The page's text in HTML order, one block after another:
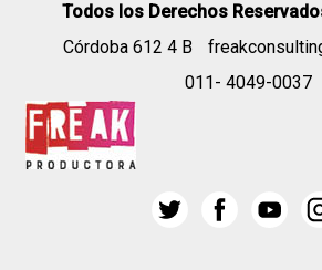
Todos los Derechos
Córdoba 612 4 B
011- 4049-0037